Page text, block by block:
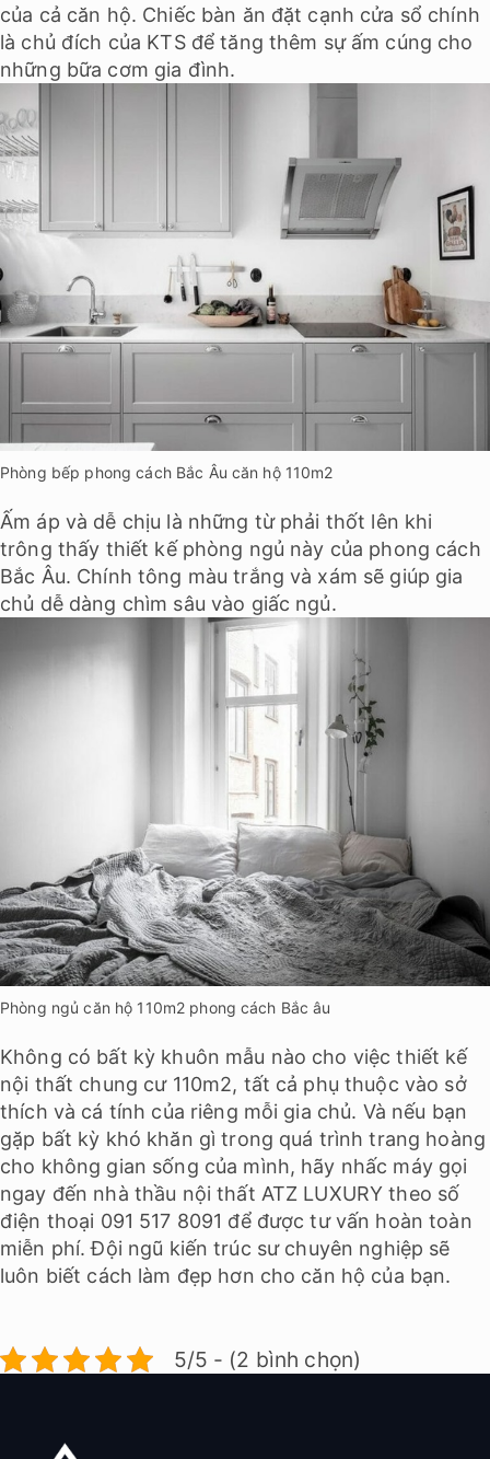
của cả căn hộ. Chiếc bàn ăn đặt cạnh cửa sổ chính
là chủ đích của KTS để tăng thêm sự ấm cúng cho
những bữa cơm gia đình.
Phòng bếp phong cách Bắc Âu căn hộ 110m2
Ấm áp và dễ chịu là những từ phải thốt lên khi
trông thấy thiết kế phòng ngủ này của phong cách
Bắc Âu. Chính tông màu trắng và xám sẽ giúp gia
chủ dễ dàng chìm sâu vào giấc ngủ.
Phòng ngủ căn hộ 110m2 phong cách Bắc âu
Không có bất kỳ khuôn mẫu nào cho việc thiết kế
nội thất chung cư 110m2, tất cả phụ thuộc vào sở
thích và cá tính của riêng mỗi gia chủ. Và nếu bạn
gặp bất kỳ khó khăn gì trong quá trình trang hoàng
cho không gian sống của mình, hãy nhấc máy gọi
ngay đến nhà thầu nội thất ATZ LUXURY theo số
điện thoại 091 517 8091 để được tư vấn hoàn toàn
miễn phí. Đội ngũ kiến trúc sư chuyên nghiệp sẽ
luôn biết cách làm đẹp hơn cho căn hộ của bạn.
5/5 - (2 bình chọn)